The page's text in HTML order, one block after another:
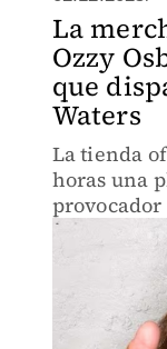
La
Ozzy
que
Waters
La tienda
horas una
provocador